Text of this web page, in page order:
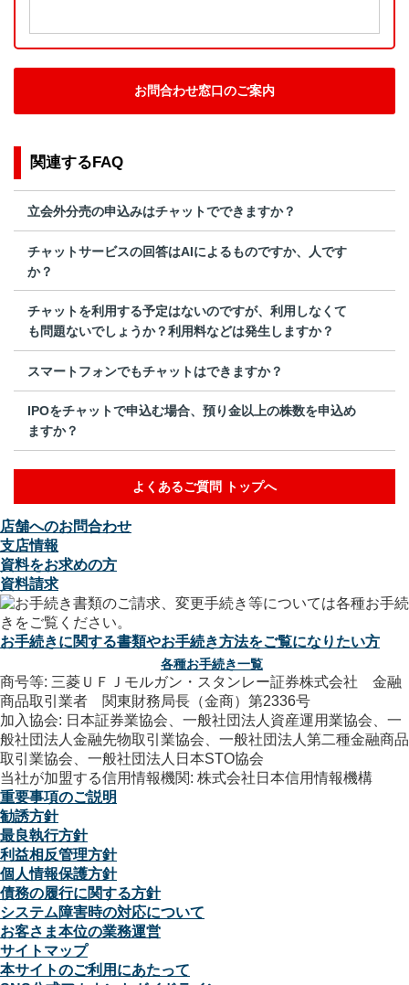
お問合わせ窓口のご案内
関連するFAQ
立会外分売の申込みはチャットでできますか？
チャットサービスの回答はAIによるものですか、人です
か？
チャットを利用する予定はないのですが、利用しなくて
も問題ないでしょうか？利用料などは発生しますか？
スマートフォンでもチャットはできますか？
IPOをチャットで申込む場合、預り金以上の株数を申込め
ますか？
よくあるご質問 トップへ
店舗へのお問合わせ
支店情報
資料をお求めの方
資料請求
お手続きに関する書類やお手続き方法をご覧になりたい方
各種お手続き一覧
商号等: 三菱ＵＦＪモルガン・スタンレー証券株式会社 金融
商品取引業者 関東財務局長（金商）第2336号
加入協会: 日本証券業協会、一般社団法人資産運用業協会、一
般社団法人金融先物取引業協会、一般社団法人第二種金融商品
取引業協会、一般社団法人日本STO協会
当社が加盟する信用情報機関: 株式会社日本信用情報機構
重要事項のご説明
勧誘方針
最良執行方針
利益相反管理方針
個人情報保護方針
債務の履行に関する方針
システム障害時の対応について
お客さま本位の業務運営
サイトマップ
本サイトのご利用にあたって